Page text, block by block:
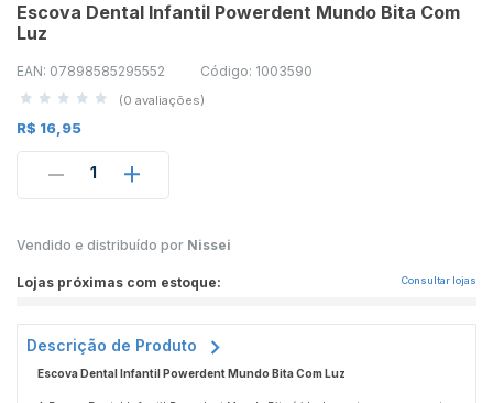
Escova Dental Infantil Powerdent Mundo Bita Com
Luz
EAN: 07898585295552 Código: 1003590
(0 avaliações)
R$ 16,95
1
Vendido e distribuído por Nissei
Lojas próximas com estoque: Consultar lojas
Descrição de Produto
Escova Dental Infantil Powerdent Mundo Bita Com Luz